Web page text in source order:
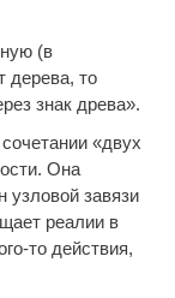
(в
дерева, то
знак древа».
«двух
Она
узловой завязи
реалии в
то действия,